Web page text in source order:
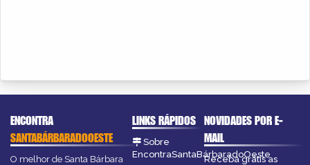
ENCONTRA
SANTABÁRBARADOOESTE
O melhor de Santa Bárbara
LINKS RÁPIDOS
Sobre
EncontraSantaBárbaradoOeste
NOVIDADES POR E-
MAIL
Receba grátis as